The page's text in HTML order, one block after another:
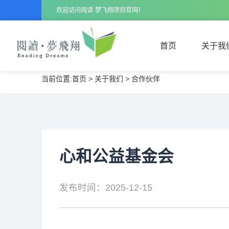
欢迎访问阅读·梦飞翔项目官网！
首页 关于我
当前位置:首页 > 关于我们 > 合作伙伴
心和公益基金会
发布时间：2025-12-15